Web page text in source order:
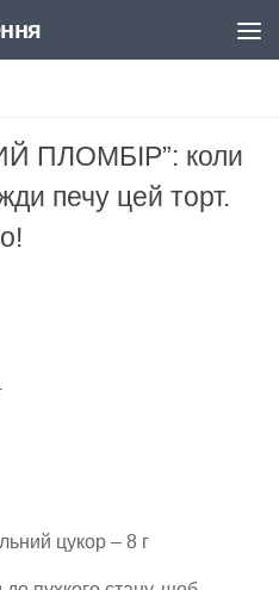
ПЛОМБІР”: коли
печу цей торт.
цукор – 8 г